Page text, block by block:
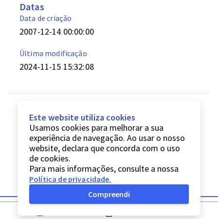
Datas
Data de criação
2007-12-14 00:00:00
Última modificação
2024-11-15 15:32:08
Este website utiliza cookies
Usamos cookies para melhorar a sua
experiência de navegação. Ao usar o nosso
website, declara que concorda com o uso
de cookies.
Para mais informações, consulte a nossa
Política de privacidade.
Compreendi